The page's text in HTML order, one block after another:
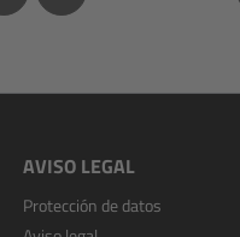
AVISO LEGAL
Protección de datos